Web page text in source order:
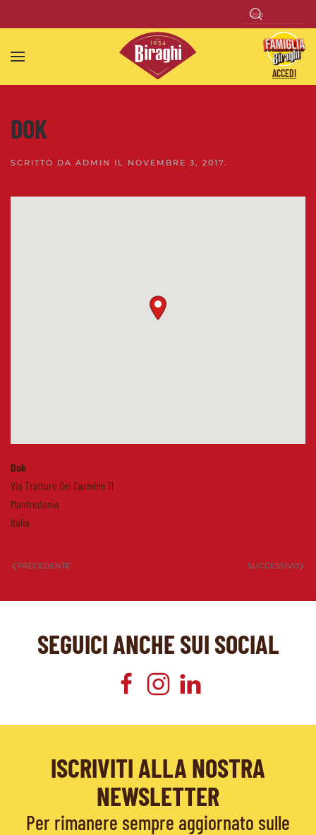
Skip to main content
ACCEDI
DOK
SCRITTO DA ADMIN IL NOVEMBRE 3, 2017.
Dok
Via Tratturo Del Carmine 11
Manfredonia
Italia
PRECEDENTE SUCCESSIVO
SEGUICI ANCHE SUI SOCIAL
ISCRIVITI ALLA NOSTRA
NEWSLETTER
Per rimanere sempre aggiornato sulle